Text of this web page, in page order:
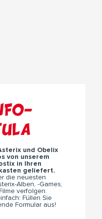
und Obelix
von unserem
in Ihren
geliefert.
die neuesten
Alben, -Games,
verfolgen.
Füllen Sie
Formular aus!